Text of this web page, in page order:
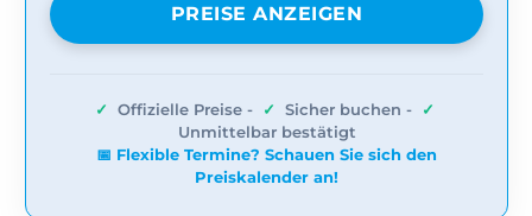
PREISE ANZEIGEN
✓ Offizielle Preise - ✓ Sicher buchen -
✓
Unmittelbar bestätigt
📅 Flexible Termine? Schauen Sie sich den
Preiskalender an!